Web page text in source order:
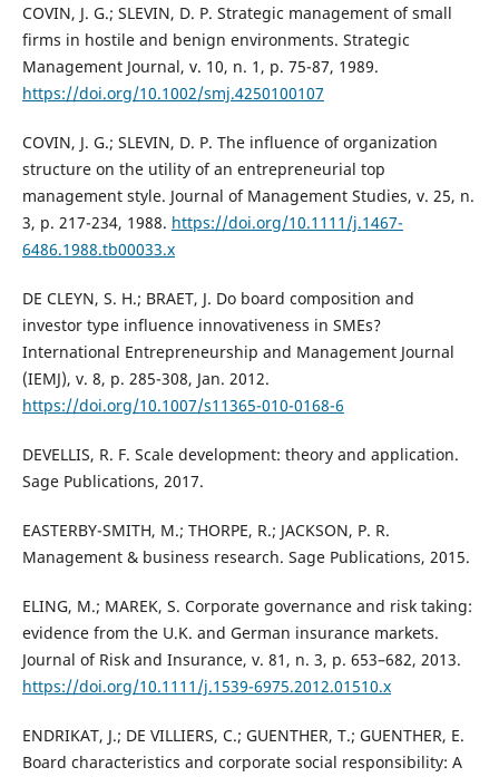
COVIN, J. G.; SLEVIN, D. P. Strategic management of small
firms in hostile and benign environments. Strategic
Management Journal, v. 10, n. 1, p. 75-87, 1989.
https://doi.org/10.1002/smj.4250100107
COVIN, J. G.; SLEVIN, D. P. The influence of organization
structure on the utility of an entrepreneurial top
management style. Journal of Management Studies, v. 25, n.
3, p. 217-234, 1988. https://doi.org/10.1111/j.1467-
6486.1988.tb00033.x
DE CLEYN, S. H.; BRAET, J. Do board composition and
investor type influence innovativeness in SMEs?
International Entrepreneurship and Management Journal
(IEMJ), v. 8, p. 285-308, Jan. 2012.
https://doi.org/10.1007/s11365-010-0168-6
DEVELLIS, R. F. Scale development: theory and application.
Sage Publications, 2017.
EASTERBY-SMITH, M.; THORPE, R.; JACKSON, P. R.
Management & business research. Sage Publications, 2015.
ELING, M.; MAREK, S. Corporate governance and risk taking:
evidence from the U.K. and German insurance markets.
Journal of Risk and Insurance, v. 81, n. 3, p. 653–682, 2013.
https://doi.org/10.1111/j.1539-6975.2012.01510.x
ENDRIKAT, J.; DE VILLIERS, C.; GUENTHER, T.; GUENTHER, E.
Board characteristics and corporate social responsibility: A